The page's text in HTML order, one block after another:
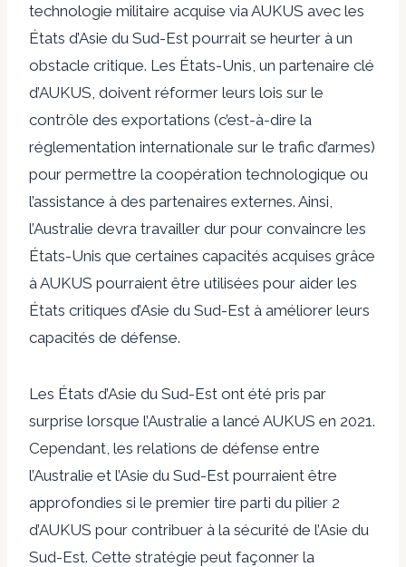
technologie militaire acquise via AUKUS avec les
États d’Asie du Sud-Est pourrait se heurter à un
obstacle critique. Les États-Unis, un partenaire clé
d’AUKUS, doivent réformer leurs lois sur le
contrôle des exportations (c’est-à-dire la
réglementation internationale sur le trafic d’armes)
pour permettre la coopération technologique ou
l’assistance à des partenaires externes. Ainsi,
l’Australie devra travailler dur pour convaincre les
États-Unis que certaines capacités acquises grâce
à AUKUS pourraient être utilisées pour aider les
États critiques d’Asie du Sud-Est à améliorer leurs
capacités de défense.
Les États d’Asie du Sud-Est ont été pris par
surprise lorsque l’Australie a lancé AUKUS en 2021.
Cependant, les relations de défense entre
l’Australie et l’Asie du Sud-Est pourraient être
approfondies si le premier tire parti du pilier 2
d’AUKUS pour contribuer à la sécurité de l’Asie du
Sud-Est. Cette stratégie peut façonner la